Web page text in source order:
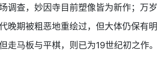
调查，妙因寺目前塑像皆为新作；万
晚期被粗恶地重绘过，但大体仍保有
走马板与平棋，则已为19世纪初之作